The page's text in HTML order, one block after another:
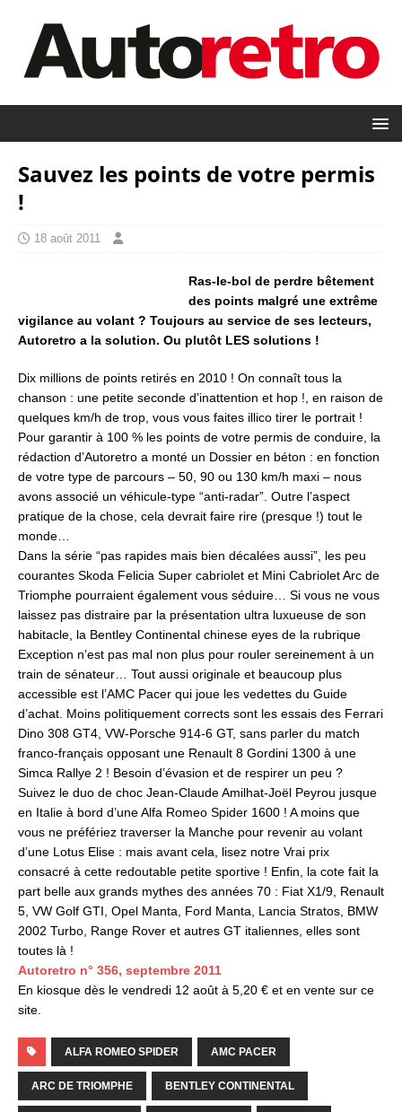
Sauvez les points de votre permis
!
18 août 2011
Ras-le-bol de perdre bêtement
des points malgré une extrême
vigilance au volant ? Toujours au service de ses lecteurs,
Autoretro a la solution. Ou plutôt LES solutions !
Dix millions de points retirés en 2010 ! On connaît tous la
chanson : une petite seconde d’inattention et hop !, en raison de
quelques km/h de trop, vous vous faites illico tirer le portrait !
Pour garantir à 100 % les points de votre permis de conduire, la
rédaction d’Autoretro a monté un Dossier en béton : en fonction
de votre type de parcours – 50, 90 ou 130 km/h maxi – nous
avons associé un véhicule-type “anti-radar”. Outre l’aspect
pratique de la chose, cela devrait faire rire (presque !) tout le
monde…
Dans la série “pas rapides mais bien décalées aussi”, les peu
courantes Skoda Felicia Super cabriolet et Mini Cabriolet Arc de
Triomphe pourraient également vous séduire… Si vous ne vous
laissez pas distraire par la présentation ultra luxueuse de son
habitacle, la Bentley Continental chinese eyes de la rubrique
Exception n’est pas mal non plus pour rouler sereinement à un
train de sénateur… Tout aussi originale et beaucoup plus
accessible est l’AMC Pacer qui joue les vedettes du Guide
d’achat. Moins politiquement corrects sont les essais des Ferrari
Dino 308 GT4, VW-Porsche 914-6 GT, sans parler du match
franco-français opposant une Renault 8 Gordini 1300 à une
Simca Rallye 2 ! Besoin d’évasion et de respirer un peu ?
Suivez le duo de choc Jean-Claude Amilhat-Joël Peyrou jusque
en Italie à bord d’une Alfa Romeo Spider 1600 ! A moins que
vous ne préfériez traverser la Manche pour revenir au volant
d’une Lotus Elise : mais avant cela, lisez notre Vrai prix
consacré à cette redoutable petite sportive ! Enfin, la cote fait la
part belle aux grands mythes des années 70 : Fiat X1/9, Renault
5, VW Golf GTI, Opel Manta, Ford Manta, Lancia Stratos, BMW
2002 Turbo, Range Rover et autres GT italiennes, elles sont
toutes là !
Autoretro n° 356, septembre 2011
En kiosque dès le vendredi 12 août à 5,20 € et en vente sur ce
site.
ALFA ROMEO SPIDER AMC PACER
ARC DE TRIOMPHE BENTLEY CONTINENTAL